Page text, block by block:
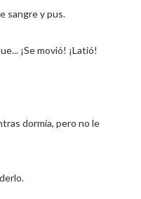
sangre y pus.
¡Se movió! ¡Latió!
dormía, pero no le